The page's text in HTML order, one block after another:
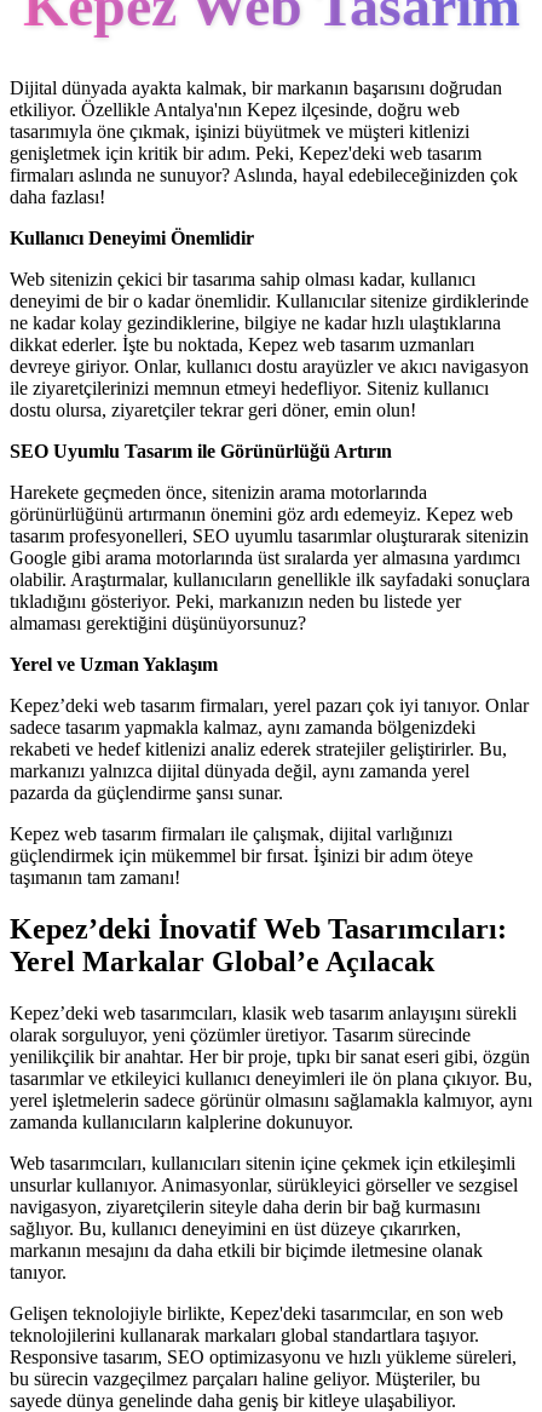
Dijital dünyada ayakta kalmak, bir markanın başarısını doğrudan
etkiliyor. Özellikle Antalya'nın Kepez ilçesinde, doğru web
tasarımıyla öne çıkmak, işinizi büyütmek ve müşteri kitlenizi
genişletmek için kritik bir adım. Peki, Kepez'deki web tasarım
firmaları aslında ne sunuyor? Aslında, hayal edebileceğinizden çok
daha fazlası!
Kullanıcı Deneyimi Önemlidir
Web sitenizin çekici bir tasarıma sahip olması kadar, kullanıcı
deneyimi de bir o kadar önemlidir. Kullanıcılar sitenize girdiklerinde
ne kadar kolay gezindiklerine, bilgiye ne kadar hızlı ulaştıklarına
dikkat ederler. İşte bu noktada, Kepez web tasarım uzmanları
devreye giriyor. Onlar, kullanıcı dostu arayüzler ve akıcı navigasyon
ile ziyaretçilerinizi memnun etmeyi hedefliyor. Siteniz kullanıcı
dostu olursa, ziyaretçiler tekrar geri döner, emin olun!
SEO Uyumlu Tasarım ile Görünürlüğü Artırın
Harekete geçmeden önce, sitenizin arama motorlarında
görünürlüğünü artırmanın önemini göz ardı edemeyiz. Kepez web
tasarım profesyonelleri, SEO uyumlu tasarımlar oluşturarak sitenizin
Google gibi arama motorlarında üst sıralarda yer almasına yardımcı
olabilir. Araştırmalar, kullanıcıların genellikle ilk sayfadaki sonuçlara
tıkladığını gösteriyor. Peki, markanızın neden bu listede yer
almaması gerektiğini düşünüyorsunuz?
Yerel ve Uzman Yaklaşım
Kepez’deki web tasarım firmaları, yerel pazarı çok iyi tanıyor. Onlar
sadece tasarım yapmakla kalmaz, aynı zamanda bölgenizdeki
rekabeti ve hedef kitlenizi analiz ederek stratejiler geliştirirler. Bu,
markanızı yalnızca dijital dünyada değil, aynı zamanda yerel
pazarda da güçlendirme şansı sunar.
Kepez web tasarım firmaları ile çalışmak, dijital varlığınızı
güçlendirmek için mükemmel bir fırsat. İşinizi bir adım öteye
taşımanın tam zamanı!
Kepez’deki İnovatif Web Tasarımcıları:
Yerel Markalar Global’e Açılacak
Kepez’deki web tasarımcıları, klasik web tasarım anlayışını sürekli
olarak sorguluyor, yeni çözümler üretiyor. Tasarım sürecinde
yenilikçilik bir anahtar. Her bir proje, tıpkı bir sanat eseri gibi, özgün
tasarımlar ve etkileyici kullanıcı deneyimleri ile ön plana çıkıyor. Bu,
yerel işletmelerin sadece görünür olmasını sağlamakla kalmıyor, aynı
zamanda kullanıcıların kalplerine dokunuyor.
Web tasarımcıları, kullanıcıları sitenin içine çekmek için etkileşimli
unsurlar kullanıyor. Animasyonlar, sürükleyici görseller ve sezgisel
navigasyon, ziyaretçilerin siteyle daha derin bir bağ kurmasını
sağlıyor. Bu, kullanıcı deneyimini en üst düzeye çıkarırken,
markanın mesajını da daha etkili bir biçimde iletmesine olanak
tanıyor.
Gelişen teknolojiyle birlikte, Kepez'deki tasarımcılar, en son web
teknolojilerini kullanarak markaları global standartlara taşıyor.
Responsive tasarım, SEO optimizasyonu ve hızlı yükleme süreleri,
bu sürecin vazgeçilmez parçaları haline geliyor. Müşteriler, bu
sayede dünya genelinde daha geniş bir kitleye ulaşabiliyor.